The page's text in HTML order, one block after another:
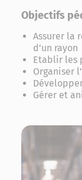
Objectifs
Assurer la
d’un rayon
Etablir les
Organiser
Gérer et